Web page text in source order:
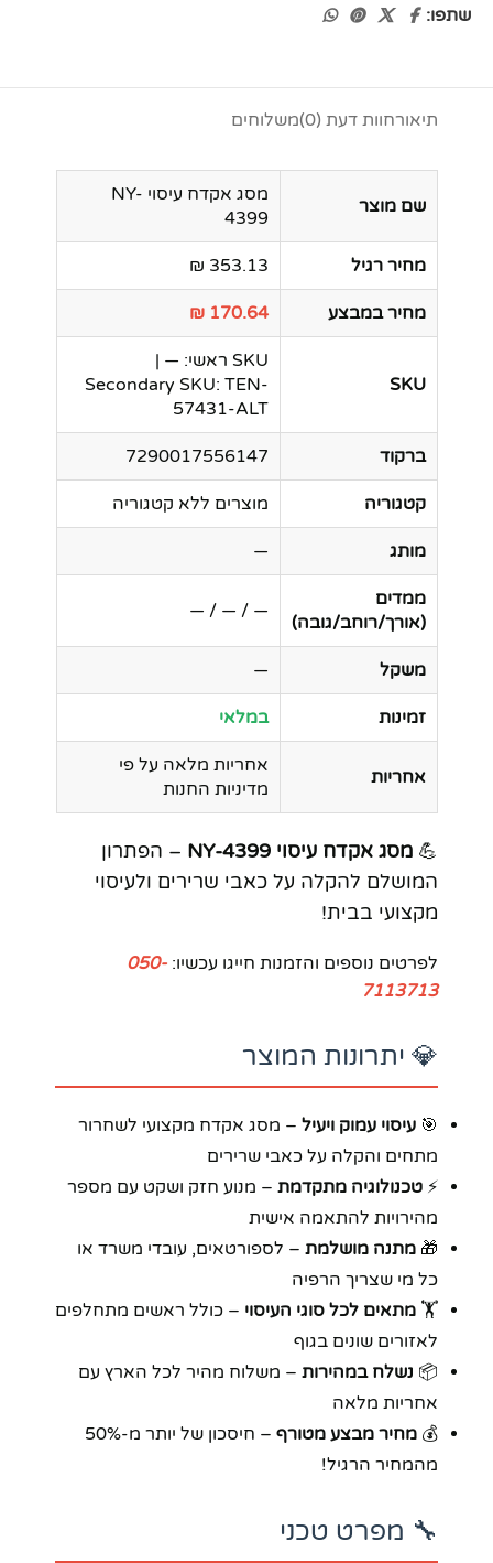
שתפו:
תיאורחוות דעת (0) משלוחים
שם מוצר
מסג אקדח עיסוי NY-
4399
מחיר רגיל 353.13 ₪
מחיר במבצע 170.64 ₪
SKU
SKU ראשי: — |
Secondary SKU: TEN-
57431-ALT
ברקוד 7290017556147
קטגוריה מוצרים ללא קטגוריה
מותג —
ממדים
(אורך/רוחב/גובה)
— / — / —
משקל —
זמינות במלאי
אחריות
אחריות מלאה על פי
מדיניות החנות
💪 מסג אקדח עיסוי NY-4399
– הפתרון
המושלם להקלה על כאבי שרירים ולעיסוי
מקצועי בבית!
לפרטים נוספים והזמנות חייגו עכשיו: 050-
7113713
💎 יתרונות המוצר
🎯 עיסוי עמוק ויעיל – מסג אקדח מקצועי לשחרור
מתחים והקלה על כאבי שרירים
⚡ טכנולוגיה מתקדמת – מנוע חזק ושקט עם מספר
מהירויות להתאמה אישית
🎁 מתנה מושלמת – לספורטאים, עובדי משרד או
כל מי שצריך הרפיה
🏋️ מתאים לכל סוגי העיסוי – כולל ראשים מתחלפים
לאזורים שונים בגוף
📦 נשלח במהירות – משלוח מהיר לכל הארץ עם
אחריות מלאה
💰 מחיר מבצע מטורף
– חיסכון של יותר מ-50%
מהמחיר הרגיל!
🔧 מפרט טכני